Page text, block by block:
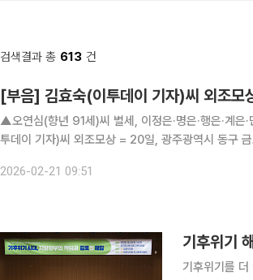
검색결과 총 613 건
[부음] 김효숙(이투데이 기자)씨 외조모
▲오연심(향년 91세)씨 별세, 이정은·명은·행은·계은
투데이 기자)씨 외조모상 = 20일, 광주광역시 동구
2026-02-21 09:51
기후위기
기후위기를 더